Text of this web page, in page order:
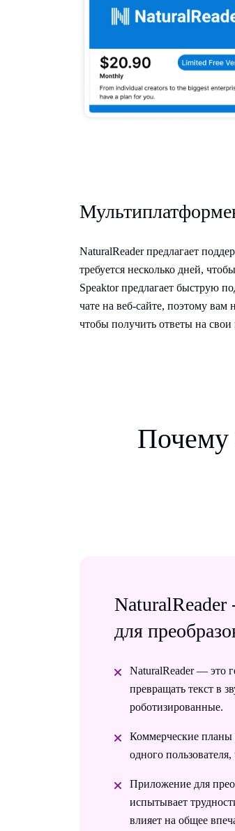
NaturalReader предлагает
требуется несколько дней,
Speaktor предлагает быструю
чате на веб-сайте, поэтому вам
чтобы получить ответы на
Почему
NaturalReader
для
NaturalReader — это
превращать текст в
роботизированные.
Коммерческие планы
одного
Приложение для
испытывает
влияет на общее